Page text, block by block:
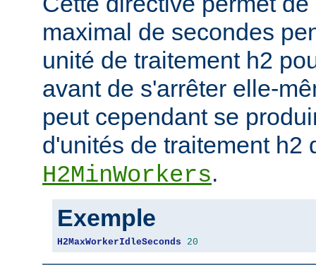
maximal de secondes
unité de traitement h2
avant de s'arrêter elle-
peut cependant se
d'unités de traitement h2
H2MinWorkers.
Exemple
H2MaxWorkerIdleSeconds 20